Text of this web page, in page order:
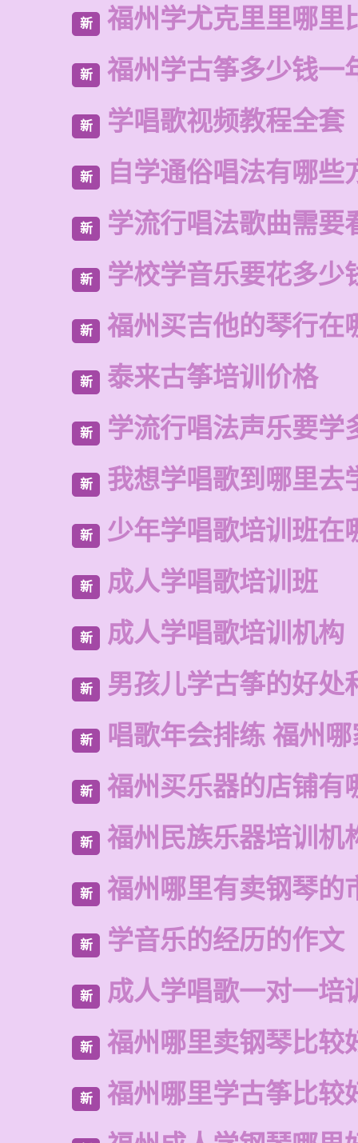
新 福州学尤克里里哪里
新 福州学古筝多少钱一
新 学唱歌视频教程全套
新 自学通俗唱法有哪些
新 学流行唱法歌曲需要
新 学校学音乐要花多少
新 福州买吉他的琴行在
新 泰来古筝培训价格
新 学流行唱法声乐要学
新 我想学唱歌到哪里去
新 少年学唱歌培训班在
新 成人学唱歌培训班
新 成人学唱歌培训机构
新 男孩儿学古筝的好处
新 唱歌年会排练 福州
新 福州买乐器的店铺有
新 福州民族乐器培训机
新 福州哪里有卖钢琴的
新 学音乐的经历的作文
新 成人学唱歌一对一培
新 福州哪里卖钢琴比较
新 福州哪里学古筝比较